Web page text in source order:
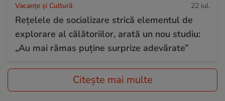
Vacanțe și Cultură 22 iul.
Rețelele de socializare strică elementul de
explorare al călătoriilor, arată un nou studiu:
„Au mai rămas puține surprize adevărate”
Citește mai multe